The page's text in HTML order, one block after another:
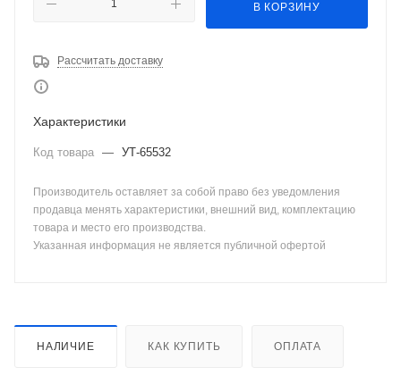
В КОРЗИНУ
Рассчитать доставку
Характеристики
Код товара — УТ-65532
Производитель оставляет за собой право без уведомления
продавца менять характеристики, внешний вид, комплектацию
товара и место его производства.
Указанная информация не является публичной офертой
НАЛИЧИЕ КАК КУПИТЬ ОПЛАТА